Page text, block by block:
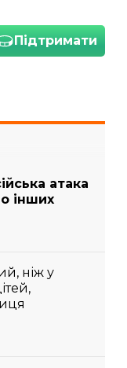
Підтримати
атака
інших
ніж у